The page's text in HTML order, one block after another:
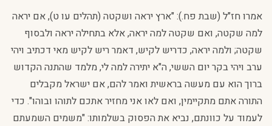
אמרו חז"ל (שבת פח.): "ארץ יראה ושקטה (תהלים עו ט), אם יראה
למה שקטה, ואם שקטה למה יראה, אלא בתחילה יראה ולבסוף
שקטה; ולמה יראה, כדריש לקיש, דאמר ריש לקיש מאי דכתיב ויהי
ערב ויהי בקר יום הששי, ה"א יתירה למה לי, מלמד שהתנה הקדוש
ברוך הוא עם מעשה בראשית ואמר להם, אם ישראל מקבלים
התורה אתם מתקיימין, ואם לאו אני מחזיר אתכם לתוהו ובוהו". כדי
לעמוד על כוונתם, נביא את הפסוק בשלמותו: "משמים השמעתם